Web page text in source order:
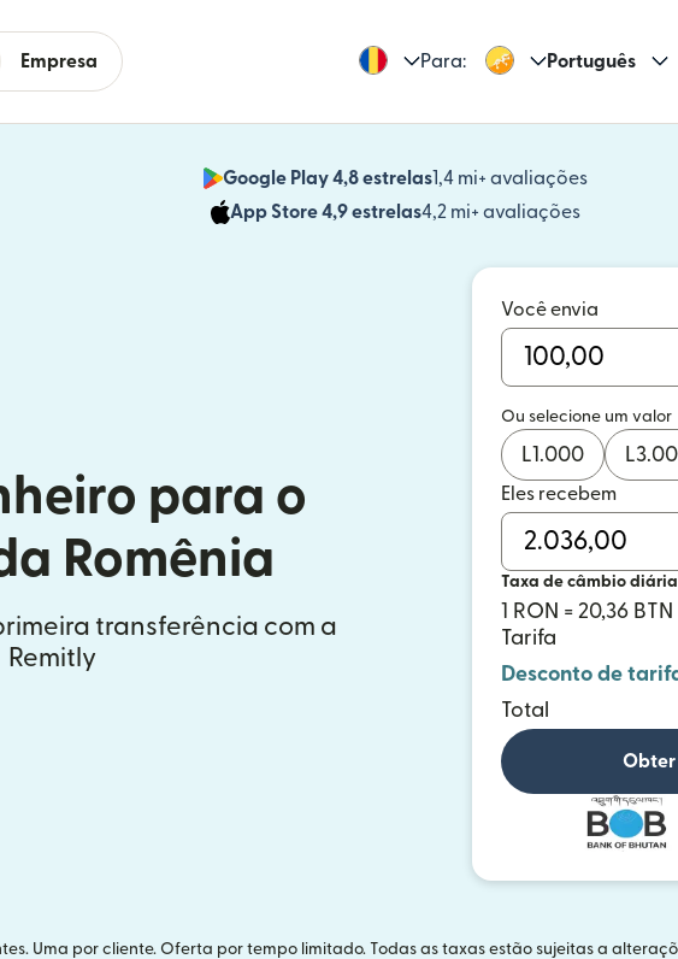
Empresa Para: Português
Google Play 4,8 estrelas1,4 mi+ avaliações
(abre em
App Store 4,9 estrelas4,2 mi+ avaliações
(abre em
para o
Romênia
transferência com a
Remitly
Você envia
Ou selecione um valor
L1.000 L
Eles recebem
Taxa de câmbio diária
1 RON = 20,36 BTN
Tarifa
Desconto de
Total
Obter
Uma por cliente. Oferta por tempo limitado. Todas as taxas estão sujeitas a